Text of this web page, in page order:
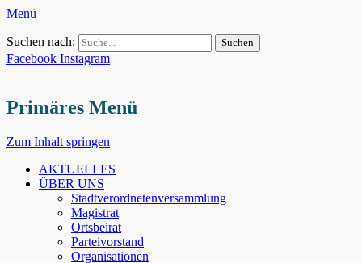
Menü
Suchen nach:
Facebook Instagram
Primäres Menü
Zum Inhalt springen
AKTUELLES
ÜBER UNS
Stadtverordnetenversammlung
Magistrat
Ortsbeirat
Parteivorstand
Organisationen